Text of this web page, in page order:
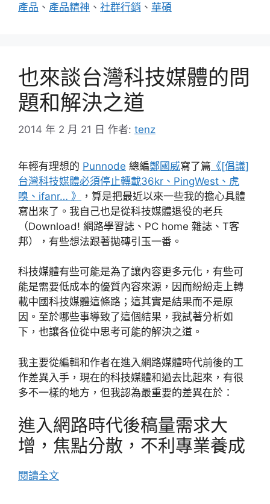
產品 、 產品精神 、 社群行銷 、 華碩
也來談台灣科技媒體的問
題和解決之道
2014 年 2 月 21 日 作者: tenz
年輕有理想的 Punnode 總編鄭國威寫了篇 《[倡議]
台灣科技媒體必須停止轉載36kr、PingWest、虎
嗅、ifanr… 》
，算是把最近以來一些我的擔心具體
寫出來了。我自己也是從科技媒體退役的老兵
（Download! 網路學習誌、PC home 雜誌、T客
邦），有些想法跟著拋磚引玉一番。
科技媒體有些可能是為了讓內容更多元化，有些可
能是需要低成本的優質內容來源，因而紛紛走上轉
載中國科技媒體這條路；這其實是結果而不是原
因。至於哪些事導致了這個結果，我試著分析如
下，也讓各位從中思考可能的解決之道。
我主要從編輯和作者在進入網路媒體時代前後的工
作差異入手，現在的科技媒體和過去比起來，有很
多不一樣的地方，但我認為最重要的差異在於：
進入網路時代後稿量需求大
增，焦點分散，不利專業養成
閱讀全文